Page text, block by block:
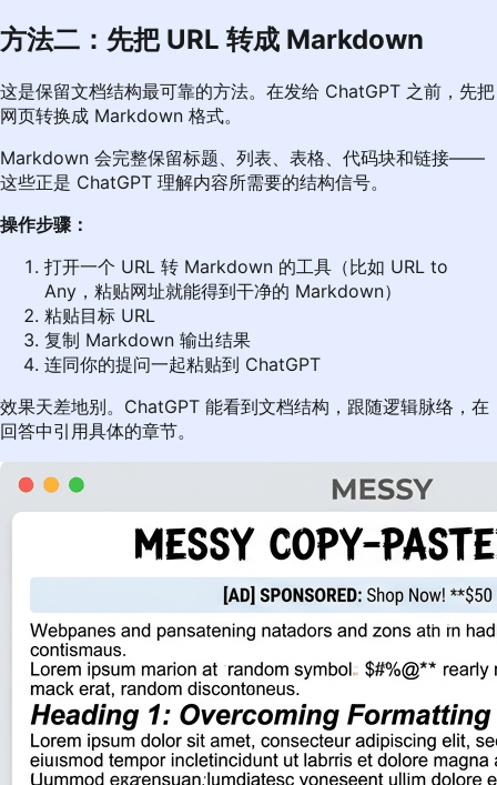
方法二：先把 URL 转成 Markdown
这是保留文档结构最可靠的方法。在发给 ChatGPT 之前，先把
网页转换成 Markdown 格式。
Markdown 会完整保留标题、列表、表格、代码块和链接——
这些正是 ChatGPT 理解内容所需要的结构信号。
操作步骤：
打开一个 URL 转 Markdown 的工具（比如 URL to
Any ，粘贴网址就能得到干净的 Markdown）
粘贴目标 URL
复制 Markdown 输出结果
连同你的提问一起粘贴到 ChatGPT
效果天差地别。ChatGPT 能看到文档结构，跟随逻辑脉络，在
回答中引用具体的章节。